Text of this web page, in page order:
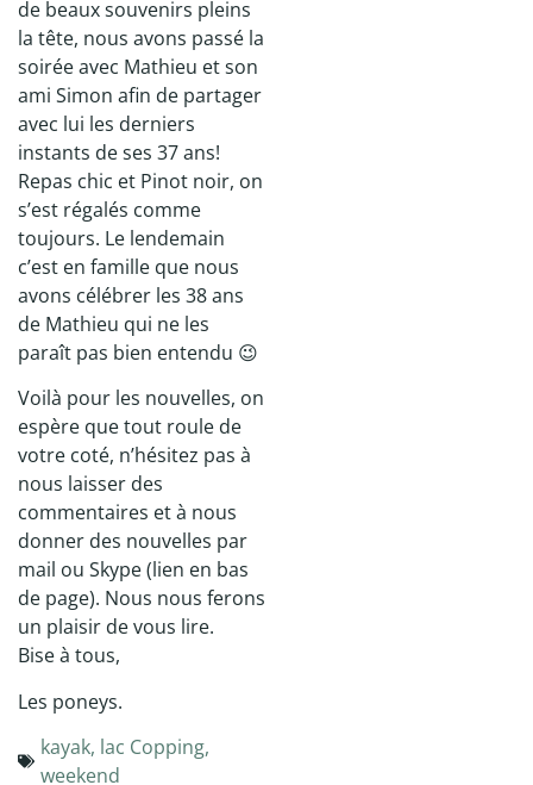
de beaux souvenirs pleins
la tête, nous avons passé la
soirée avec Mathieu et son
ami Simon afin de partager
avec lui les derniers
instants de ses 37 ans!
Repas chic et Pinot noir, on
s’est régalés comme
toujours. Le lendemain
c’est en famille que nous
avons célébrer les 38 ans
de Mathieu qui ne les
paraît pas bien entendu 😉
Voilà pour les nouvelles, on
espère que tout roule de
votre coté, n’hésitez pas à
nous laisser des
commentaires et à nous
donner des nouvelles par
mail ou Skype (lien en bas
de page). Nous nous ferons
un plaisir de vous lire.
Bise à tous,
Les poneys.
kayak, lac Copping,
weekend